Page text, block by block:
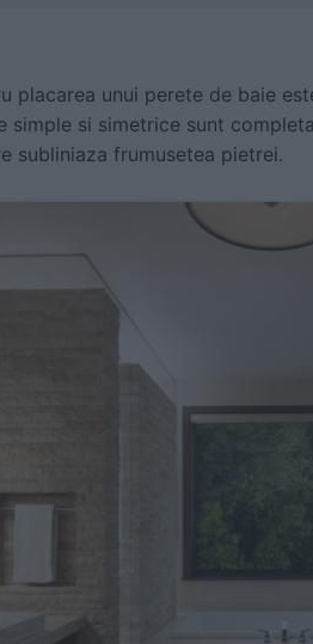
placarea unui perete de baie
simple si simetrice sunt
subliniaza frumusetea pietrei.